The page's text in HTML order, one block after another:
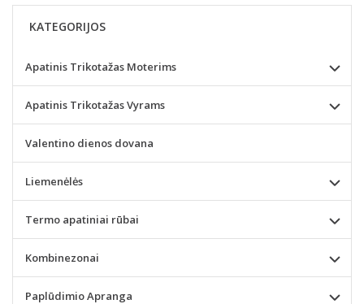
KATEGORIJOS
Apatinis Trikotažas Moterims
Apatinis Trikotažas Vyrams
Valentino dienos dovana
Liemenėlės
Termo apatiniai rūbai
Kombinezonai
Paplūdimio Apranga